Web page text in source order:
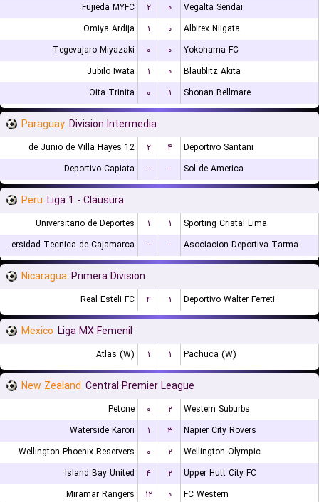
Fujieda MYFC
۲ ۰
Vegalta Sendai
Omiya Ardija
۱ ۰
Albirex Niigata
Tegevajaro Miyazaki
۰ ۰
Yokohama FC
Jubilo Iwata
۱ ۰
Blaublitz Akita
Oita Trinita
۰ ۱ Shonan Bellmare
Paraguay Division Intermedia
12 de Junio de Villa Hayes ۲ ۴
Deportivo Santani
Deportivo Capiata
- - Sol de America
Peru Liga 1 - Clausura
Universitario de Deportes ۱ ۱
Sporting Cristal Lima
Universidad Tecnica de Cajamarca
- - Asociacion Deportiva Tarma
Nicaragua Primera Division
Real Esteli FC ۴ ۱ Deportivo Walter Ferreti
Mexico Liga MX Femenil
Atlas (W) ۱ ۱ Pachuca (W)
New Zealand Central Premier League
Petone ۰ ۲
Western Suburbs
Waterside Karori
۱ ۳
Napier City Rovers
Wellington Phoenix Reservers
۰ ۲
Wellington Olympic
Island Bay United
۴ ۲
Upper Hutt City FC
Miramar Rangers
۱۲ ۰ FC Western